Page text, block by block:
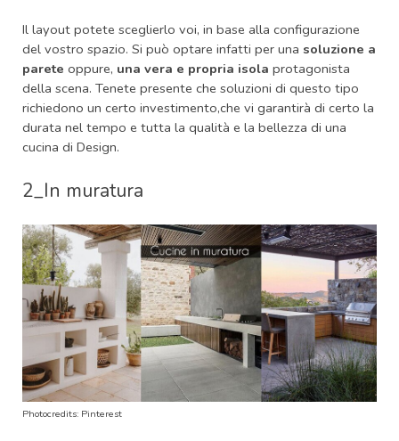
Il layout potete sceglierlo voi, in base alla configurazione
del vostro spazio. Si può optare infatti per una soluzione a
parete oppure, una vera e propria isola protagonista
della scena. Tenete presente che soluzioni di questo tipo
richiedono un certo investimento,che vi garantirà di certo la
durata nel tempo e tutta la qualità e la bellezza di una
cucina di Design.
2_In muratura
Photocredits: Pinterest